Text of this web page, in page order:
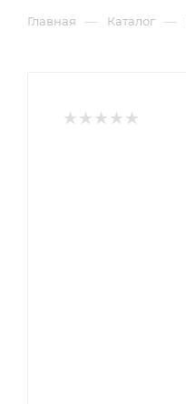
Главная — Каталог —